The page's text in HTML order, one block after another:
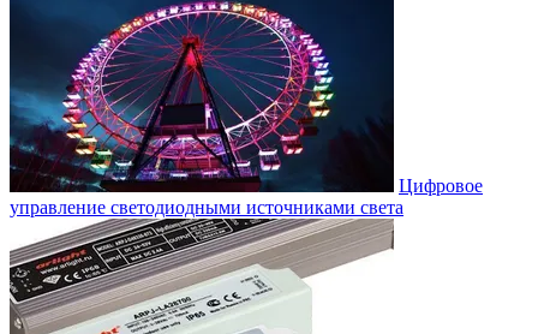
Цифровое
управление светодиодными источниками света